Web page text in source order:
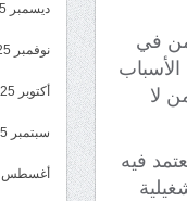
في
لا
فيه
ديسمبر 2025
نوفمبر 2025
أكتوبر 2025
سبتمبر 2025
أغسطس 2025